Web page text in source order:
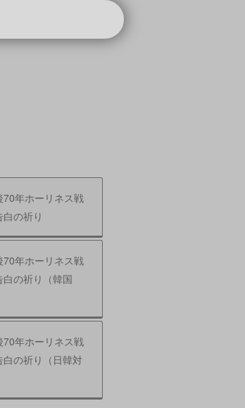
70年ホーリネス戦
白の祈り
70年ホーリネス戦
白の祈り（韓国
70年ホーリネス戦
白の祈り（日韓対